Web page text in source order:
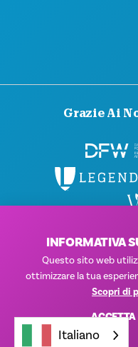
Grazie Ai
© 2026 Visit
INFORMATIVA
Questo sito web
ottimizzare la tua
Scopri di
ACCETTA
Italiano